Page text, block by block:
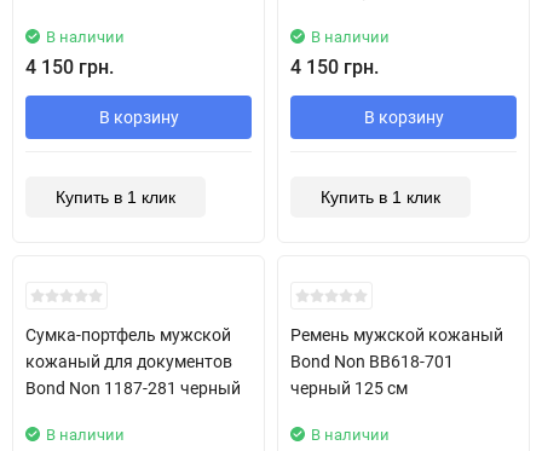
В наличии
4 150 грн.
В корзину
Купить в 1 клик
В наличии
4 150 грн.
В корзину
Купить в 1 клик
Сумка-портфель мужской
кожаный для документов
Bond Non 1187-281 черный
В наличии
New!
Ремень мужской кожаный
Bond Non BB618-701
черный 125 см
В наличии